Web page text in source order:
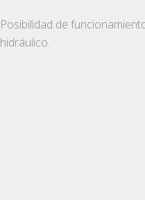
Posibilidad de
hidráulico.